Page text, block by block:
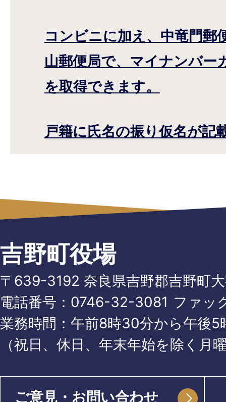
コンビニに加え、中竜門郵
山郵便局で、マイナンバー
を取得できます。
戸籍に氏名の振り仮名が記
吉野町役場
〒639-3192 奈良県吉野郡吉野町
電話番号： 0746-32-3081 ファッ
業務時間：午前8時30分から午後5
（祝日、休日、年末年始を除く月
ご意見・お問い合わせ